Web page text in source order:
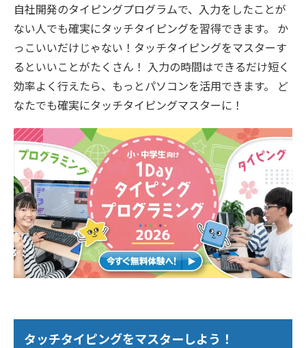
自社開発のタイピングプログラムで、入力をしたことが
ない人でも確実にタッチタイピングを習得できます。 か
っこいいだけじゃない！タッチタイピングをマスターす
るといいことがたくさん！ 入力の時間はできるだけ短く
効率よく行えたら、もっとパソコンを活用できます。 ど
なたでも確実にタッチタイピングマスターに！
タッチタイピングをマスターしよう！